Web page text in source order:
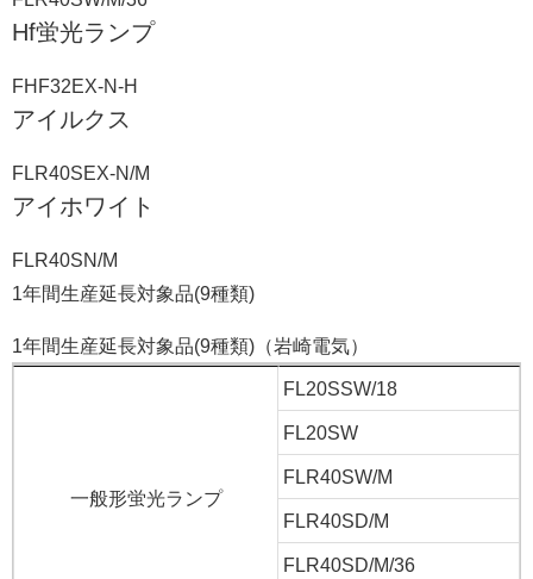
Hf蛍光ランプ
FHF32EX-N-H
アイルクス
FLR40SEX-N/M
アイホワイト
FLR40SN/M
1年間生産延長対象品(9種類)
1年間生産延長対象品(9種類)（岩崎電気）
一般形蛍光ランプ
FL20SSW/18
FL20SW
FLR40SW/M
FLR40SD/M
FLR40SD/M/36